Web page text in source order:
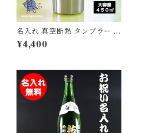
名入れ 真空断熱 タンブラー イ
ニシャル シルエット 猫 ネコ
グッズ 猫グッズ 名前入り ステ
4年 令和６年
¥4,400